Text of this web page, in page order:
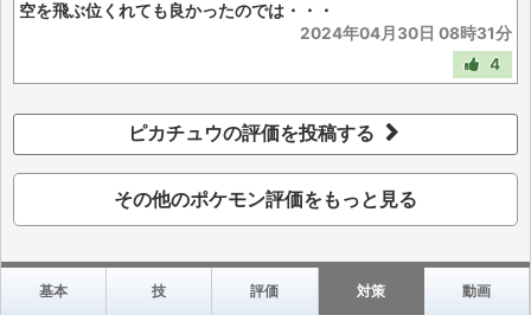
空を飛ぶ位くれても良かったのでは・・・
2024年04月30日 08時31分
4
ピカチュウの評価を投稿する
その他のポケモン評価をもっと見る
基本 技 評価 対策 動画